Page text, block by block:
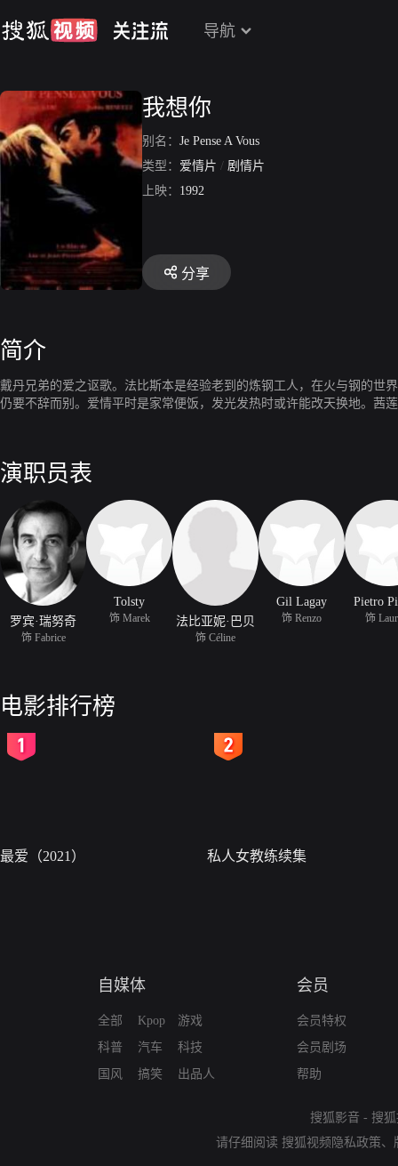
导航
我想你
别名： Je Pense A Vous
类型： 爱情片 / 剧情片
上映： 1992
分享
简介
戴丹兄弟的爱之讴歌。法比斯本是经验老到的炼钢工人，在火与钢的世
仍要不辞而别。爱情平时是家常便饭，发光发热时或许能改天换地。茜
演职员表
罗宾·瑞努奇
饰 Fabrice
Tolsty
饰 Marek 法比亚妮·巴贝
饰 Céline
Gil Lagay
饰 Renzo
Pietro
饰
电影排行榜
最爱（2021） 私人女教练续集
自媒体
全部
科普
国风
Kpop
汽车
搞笑
游戏
科技
出品人
会员
会员特权
会员剧场
帮助
搜狐影音 - 搜
请仔细阅读 搜狐视频隐私政策、